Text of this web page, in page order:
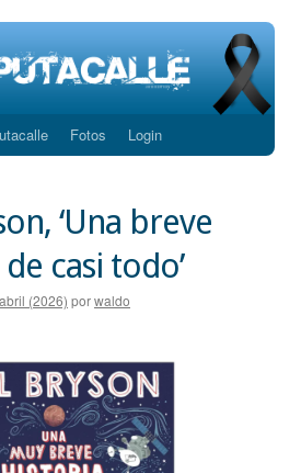
Fotos Login
‘Una breve
casi todo’
(2026) porwaldo